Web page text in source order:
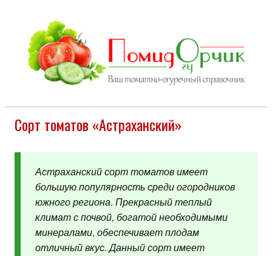
Сорт томатов «Астраханский»
Астраханский сорт томатов имеет
большую популярность среди огородников
южного региона. Прекрасный теплый
климат с почвой, богатой необходимыми
минералами, обеспечивает плодам
отличный вкус. Данный сорт имеет